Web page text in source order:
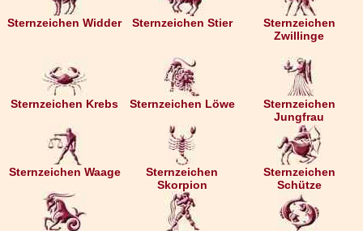
Sternzeichen Widder Sternzeichen Stier
Sternzeichen
Zwillinge
Sternzeichen Krebs Sternzeichen Löwe
Sternzeichen
Jungfrau
Sternzeichen Waage
Sternzeichen
Skorpion
Sternzeichen
Schütze